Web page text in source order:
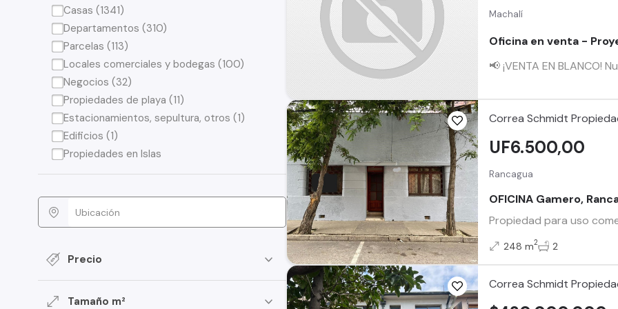
Casas (1341)
Departamentos (310)
Parcelas (113)
Locales comerciales y bodegas (100)
Negocios (32)
Propiedades de playa (11)
Estacionamientos, sepultura, otros (1)
Edificios (1)
Propiedades en Islas
Precio
Tamaño m²
Machalí
Oficina en venta -
📢 ¡VENTA EN
Correa Schmidt
Rancagua
OFICINA Gamero,
Propiedad para uso
UF6.500,00
248 m2 2
Correa Schmidt